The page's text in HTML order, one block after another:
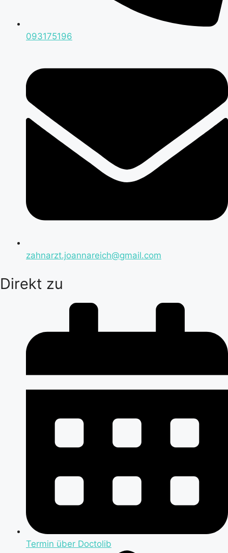
093175196
zahnarzt.joannareich@gmail.com
Direkt zu
Termin über Doctolib